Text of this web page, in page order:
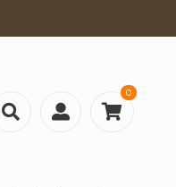
0